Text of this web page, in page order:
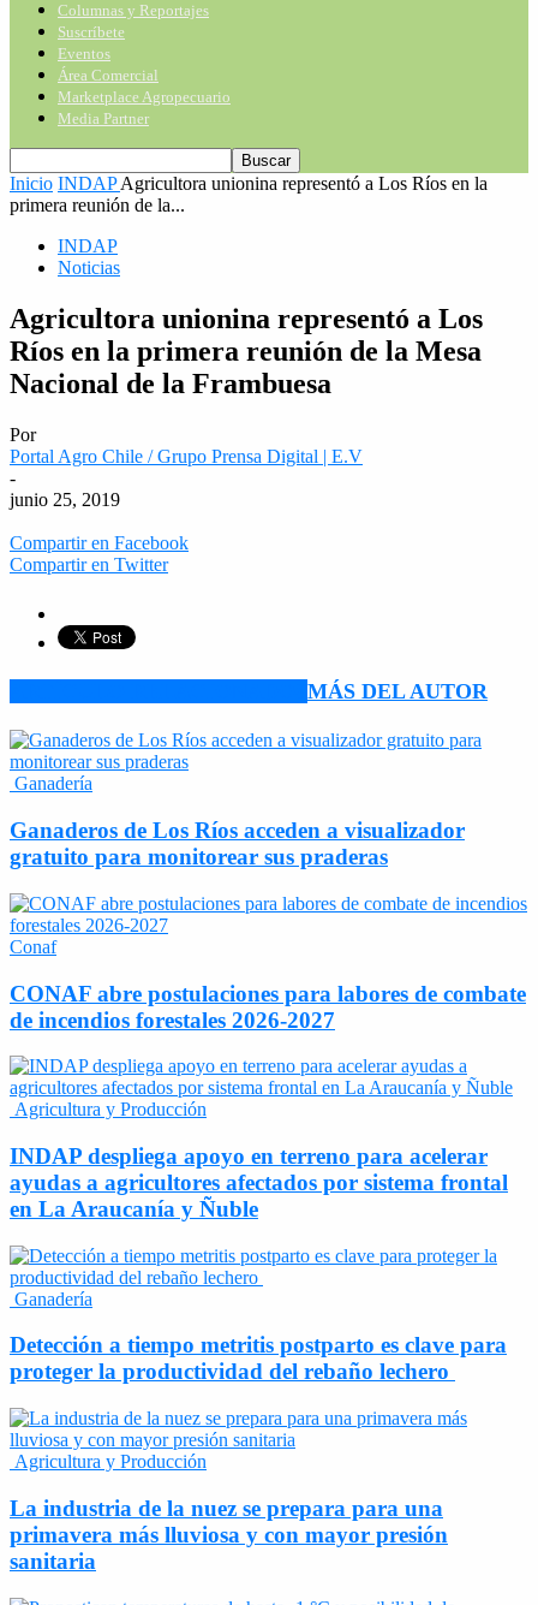
Columnas y Reportajes
Suscríbete
Eventos
Área Comercial
Marketplace Agropecuario
Media Partner
Inicio INDAP Agricultora unionina representó a Los Ríos en la
primera reunión de la...
INDAP
Noticias
Agricultora unionina representó a Los
Ríos en la primera reunión de la Mesa
Nacional de la Frambuesa
Por
Portal Agro Chile / Grupo Prensa Digital | E.V
-
junio 25, 2019
Compartir en Facebook
Compartir en Twitter
MÁS DEL AUTOR
Ganadería
Ganaderos de Los Ríos acceden a visualizador
gratuito para monitorear sus praderas
Conaf
CONAF abre postulaciones para labores de combate
de incendios forestales 2026-2027
Agricultura y Producción
INDAP despliega apoyo en terreno para acelerar
ayudas a agricultores afectados por sistema frontal
en La Araucanía y Ñuble
Ganadería
Detección a tiempo metritis postparto es clave para
proteger la productividad del rebaño lechero
Agricultura y Producción
La industria de la nuez se prepara para una
primavera más lluviosa y con mayor presión
sanitaria